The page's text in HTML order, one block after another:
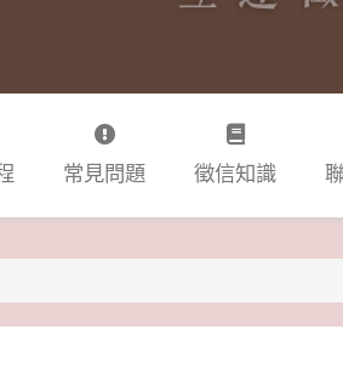
常見問題 徵信知識